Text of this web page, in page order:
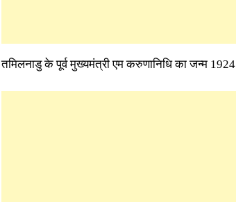
तमिलनाडु के पूर्व मुख्यमंत्री एम करुणानिधि का जन्म 1924